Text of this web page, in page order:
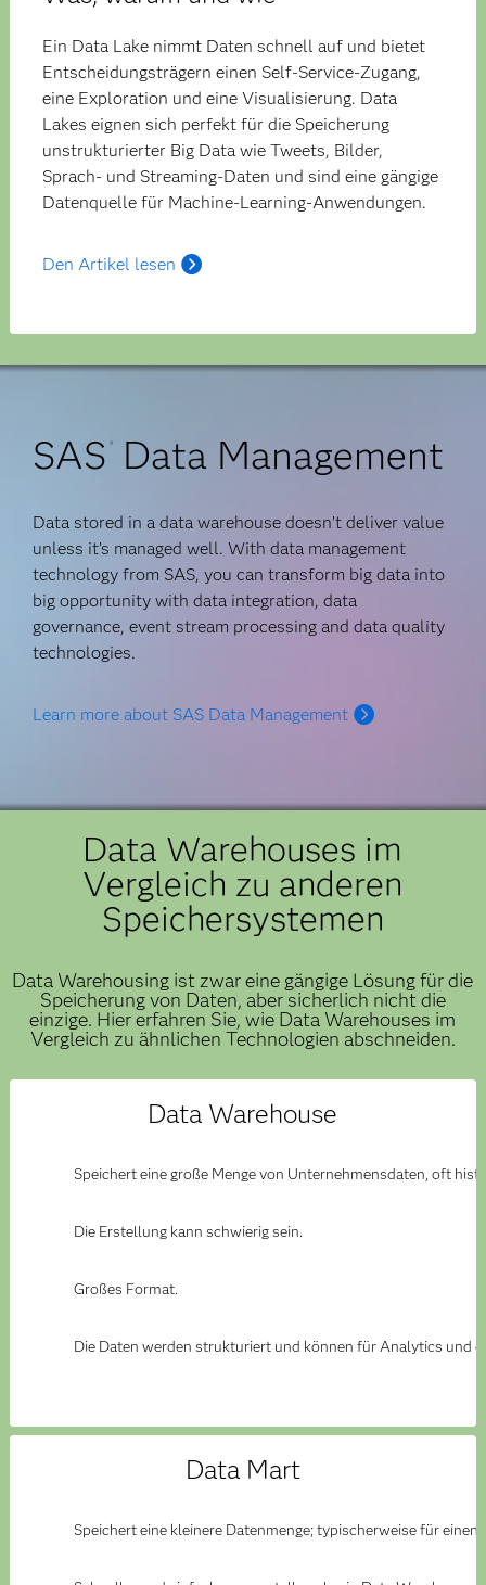
Ein Data Lake nimmt Daten schnell auf und bietet
Entscheidungsträgern einen Self-Service-Zugang,
eine Exploration und eine Visualisierung. Data
Lakes eignen sich perfekt für die Speicherung
unstrukturierter Big Data wie Tweets, Bilder,
Sprach- und Streaming-Daten und sind eine gängige
Datenquelle für Machine-Learning-Anwendungen.
Den Artikel lesen
SAS ® Data Management
Data stored in a data warehouse doesn’t deliver value
unless it’s managed well. With data management
technology from SAS, you can transform big data into
big opportunity with data integration, data
governance, event stream processing and data quality
technologies.
Learn more about SAS Data Management
Data Warehouses im
Vergleich zu anderen
Speichersystemen
Data Warehousing ist zwar eine gängige Lösung für die
Speicherung von Daten, aber sicherlich nicht die
einzige. Hier erfahren Sie, wie Data Warehouses im
Vergleich zu ähnlichen Technologien abschneiden.
Data Warehouse
Speichert eine große Menge von Unternehmensdaten, oft
Die Erstellung kann schwierig sein.
Großes Format.
Die Daten werden strukturiert und können für Analytics und
Data Mart
Speichert eine kleinere Datenmenge; typischerweise für